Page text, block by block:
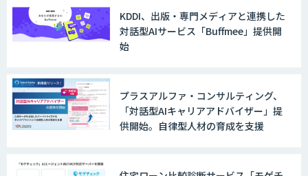
KDDI、出版・専門メディアと連携した
対話型AIサービス「Buffmee」提供開
始
プラスアルファ・コンサルティング、
「対話型AIキャリアアドバイザー」提
供開始。自律型人材の育成を支援